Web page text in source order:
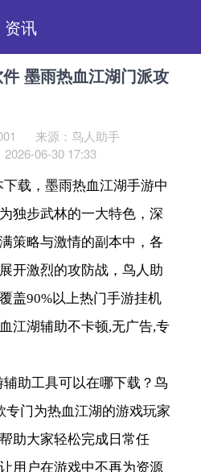
资讯
墨雨热血江湖门派攻
来源：鸟人助手
06-30 17:33
载，墨雨热血江湖手游中
独步武林的一大特色，深
策略与激情的副本中，各
开激烈的攻防战，鸟人助
盖90%以上热门手游挂机
江湖辅助不卡顿,无广告,专
助工具可以在哪下载？鸟
专门为热血江湖的游戏玩家
助大家轻松完成日常任
用户在游戏中不再为资源